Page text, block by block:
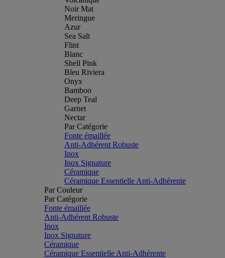
Noir Mat
Meringue
Azur
Sea Salt
Flint
Blanc
Shell Pink
Bleu Riviera
Onyx
Bamboo
Deep Teal
Garnet
Nectar
Par Catégorie
Fonte émaillée
Anti-Adhérent Robuste
Inox
Inox Signature
Céramique
Céramique Essentielle Anti-Adhérente
Par Couleur
Par Catégorie
Fonte émaillée
Anti-Adhérent Robuste
Inox
Inox Signature
Céramique
Céramique Essentielle Anti-Adhérente